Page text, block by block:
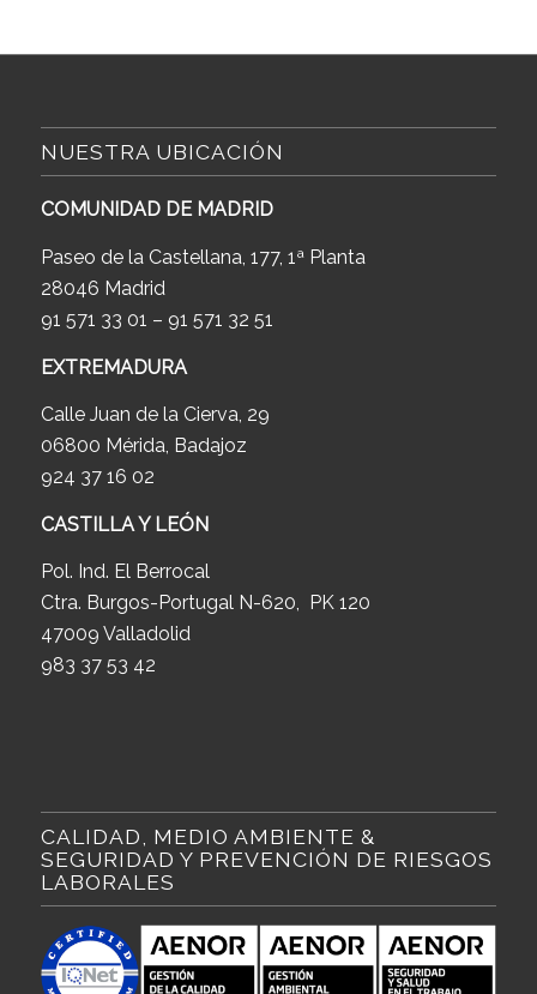
NUESTRA UBICACIÓN
COMUNIDAD DE MADRID
Paseo de la Castellana, 177, 1ª Planta
28046 Madrid
91 571 33 01 – 91 571 32 51
EXTREMADURA
Calle Juan de la Cierva, 29
06800 Mérida, Badajoz
924 37 16 02
CASTILLA Y LEÓN
Pol. Ind. El Berrocal
Ctra. Burgos-Portugal N-620, PK 120
47009 Valladolid
983 37 53 42
CALIDAD, MEDIO AMBIENTE &
SEGURIDAD Y PREVENCIÓN DE RIESGOS
LABORALES